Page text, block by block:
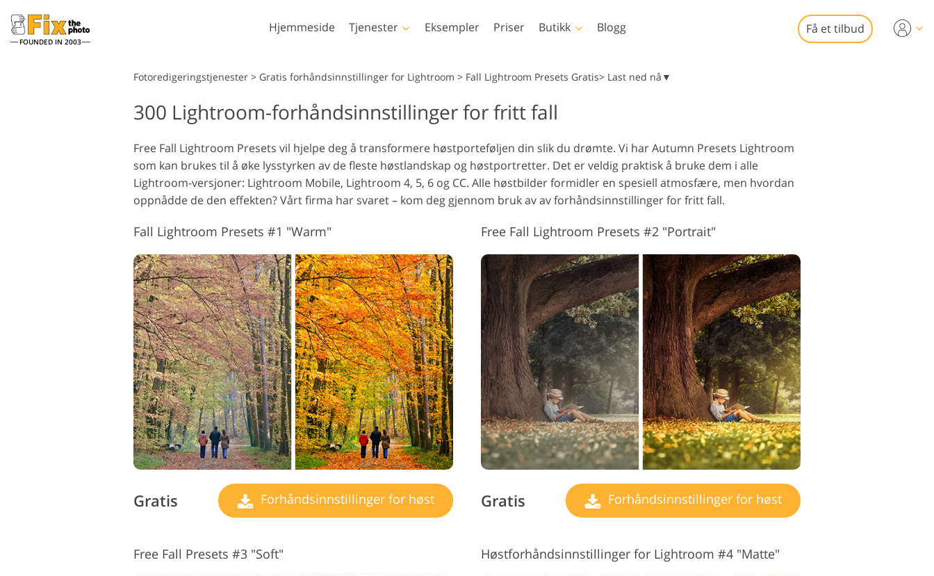
FOUNDED IN 2003
Hjemmeside Tjenester
Redigering av
bryllupsbilder
AI-genererte modeller for
Fotomanipulering Foto restaurering
Produktfotoredigering Redigering av smykkefoto AI-treningsdata Videoredigeringstjenester
Eksempler Priser Butikk
Lightroom
Lightroom
forhåndsinnstillinger
LR forhåndsinnstilte
samlinger
Beste avtale
forhåndsinnstillinger
forhåndsinnstillinger
Photoshop
Photoshop-handlinger
Photoshop-overlegg
Photoshop-teksturer
Hele Ps Actions-
samlingene
Hele Ps Overlays-bunter
Templates
Alle malene
Valentinsdagskort
Bryllupsinvitasjoner
Invitasjon til
barneselskap
Video
Profesjonelle
videooverlegg
Blogg Få et tilbud
Fotoredigeringstjenester > Gratis forhåndsinnstillinger for Lightroom > Fall Lightroom Presets Gratis> Last ned nå▼
300 Lightroom-forhåndsinnstillinger for fritt fall
Free Fall Lightroom Presets vil hjelpe deg å transformere høstporteføljen din slik du drømte. Vi har Autumn Presets Lightroom
som kan brukes til å øke lysstyrken av de fleste høstlandskap og høstportretter. Det er veldig praktisk å bruke dem i alle
Lightroom-versjoner: Lightroom Mobile, Lightroom 4, 5, 6 og CC. Alle høstbilder formidler en spesiell atmosfære, men hvordan
oppnådde de den effekten? Vårt firma har svaret – kom deg gjennom bruk av av forhåndsinnstillinger for fritt fall.
Fall Lightroom Presets #1 "Warm"
Gratis Forhåndsinnstillinger for høst
Free Fall Lightroom Presets #2 "Portrait"
Gratis Forhåndsinnstillinger for høst
Free Fall Presets #3 "Soft" Høstforhåndsinnstillinger for Lightroom #4 "Matte"